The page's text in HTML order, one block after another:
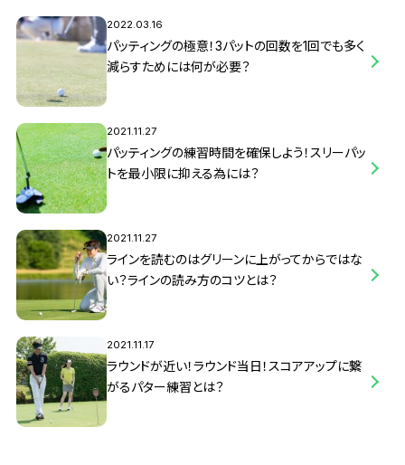
2022.03.16
パッティングの極意！3パットの回数を1回でも多く
減らすためには何が必要？
2021.11.27
パッティングの練習時間を確保しよう！スリーパッ
トを最小限に抑える為には？
2021.11.27
ラインを読むのはグリーンに上がってからではな
い？ラインの読み方のコツとは？
2021.11.17
ラウンドが近い！ラウンド当日！スコアアップに繋
がるパター練習とは？